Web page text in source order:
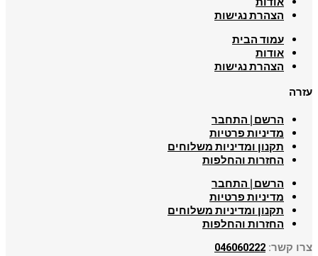
הצהרת נגישות
עמוד הבית
אודות
הצהרת נגישות
עזרה
הרשם | התחבר
מדיניות פרטיות
תקנון ומדיניות משלוחים
החזרות והחלפות
הרשם | התחבר
מדיניות פרטיות
תקנון ומדיניות משלוחים
החזרות והחלפות
צרו קשר: 046060222